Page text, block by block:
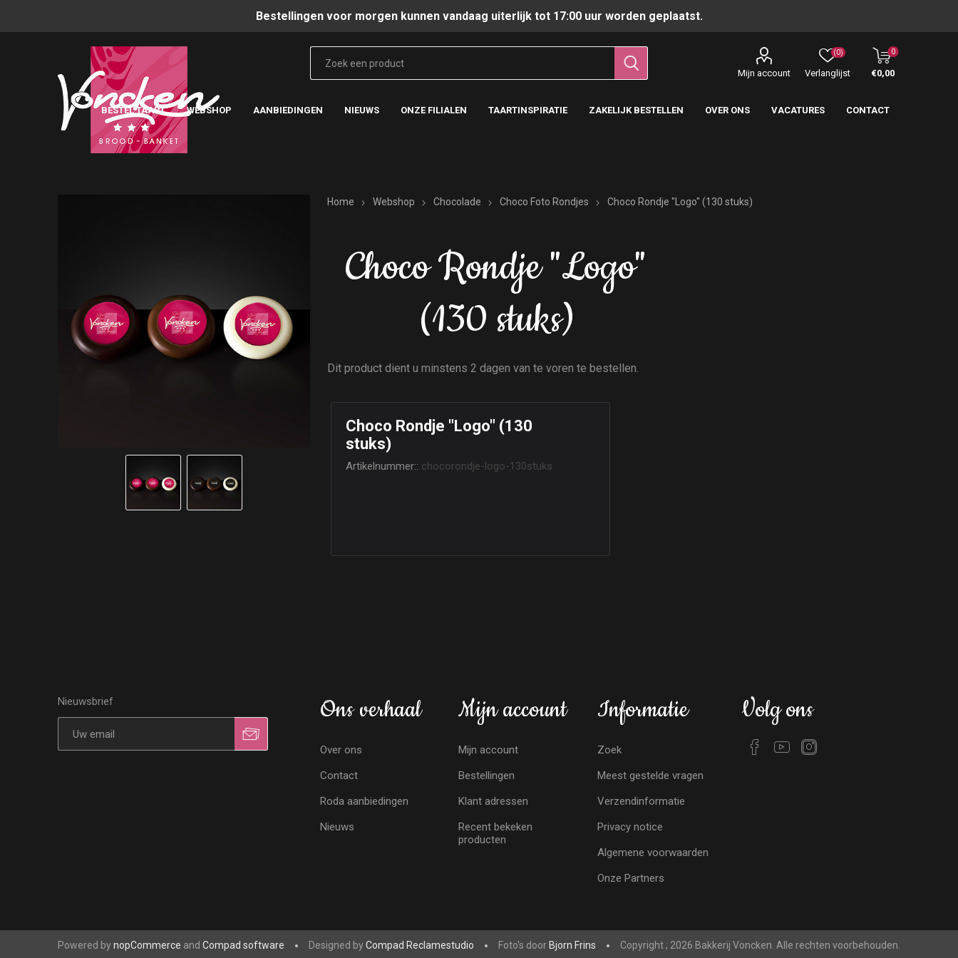
Bestellingen voor morgen kunnen vandaag uiterlijk tot 17:00 uur worden geplaatst.
Mijn account Verlanglijst
(0) 0
€0,00
BESTEL TAART WEBSHOP AANBIEDINGEN NIEUWS ONZE FILIALEN TAARTINSPIRATIE ZAKELIJK BESTELLEN OVER ONS VACATURES CONTACT
Home Webshop Chocolade Choco Foto Rondjes Choco Rondje "Logo" (130 stuks)
Choco Rondje "Logo"
(130 stuks)
Dit product dient u minstens 2 dagen van te voren te bestellen.
Choco Rondje "Logo" (130
stuks)
Artikelnummer:: chocorondje-logo-130stuks
Nieuwsbrief Ons verhaal
Over ons
Contact
Roda aanbiedingen
Nieuws
Mijn account
Mijn account
Bestellingen
Klant adressen
Recent bekeken
producten
Informatie
Zoek
Meest gestelde vragen
Verzendinformatie
Privacy notice
Algemene voorwaarden
Onze Partners
Volg ons
Powered bynopCommerce and Compad software Designed byCompad Reclamestudio Foto's door Bjorn Frins Copyright ; 2026 Bakkerij Voncken. Alle rechten voorbehouden.